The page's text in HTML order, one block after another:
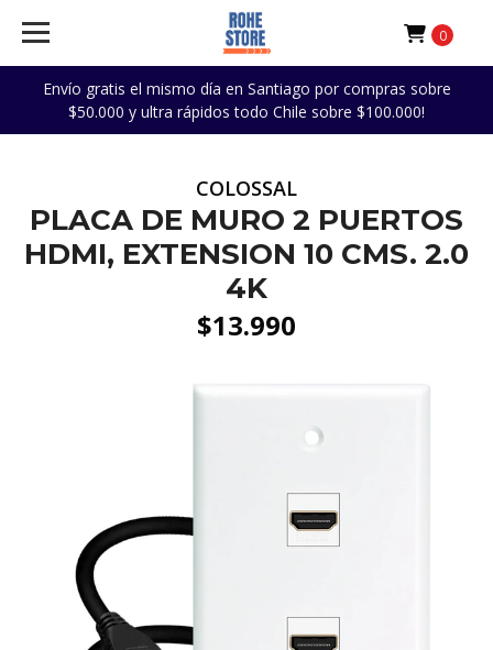
Envío gratis el mismo día en Santiago por compras sobre
$50.000 y ultra rápidos todo Chile sobre $100.000!
0
COLOSSAL
PLACA DE MURO 2 PUERTOS
HDMI, EXTENSION 10 CMS. 2.0
4K
$13.990